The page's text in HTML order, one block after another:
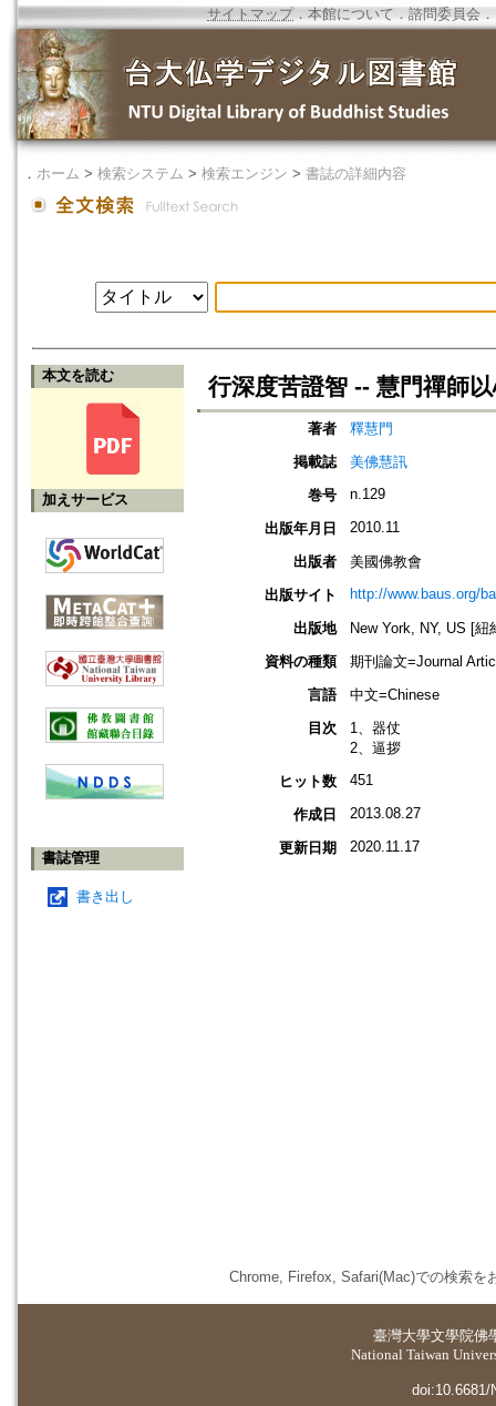
サイトマップ．本館について ． 諮問委員会 ．
． ホーム > 検索システム > 検索エンジン > 書誌の詳細内容
本文を読む
加えサービス
書誌管理
書き出し
行深度苦證智 -- 慧門禪師
著者
釋慧門
掲載誌
美佛慧訊
巻号
n.129
出版年月日 2010.11
出版者
美國佛教會
出版サイト
http://www.baus.org/
出版地
New York, NY, US [
資料の種類
期刊論文=Journal
言語
中文=Chinese
目次
1、器仗
2、逼拶
ヒット数
451
作成日 2013.08.27
更新日期 2020.11.17
Chrome, Firefox, Safari(Mac)での検索を
臺灣大學文學院佛
National Taiwan
doi:10.6681/